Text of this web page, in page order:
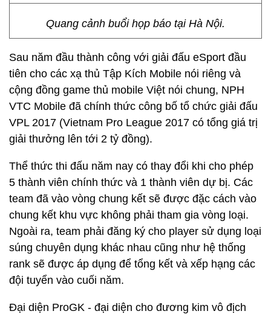
Quang cảnh buổi họp báo tại Hà Nội.
Sau năm đầu thành công với giải đấu eSport đầu
tiên cho các xạ thủ Tập Kích Mobile nói riêng và
cộng đồng game thủ mobile Việt nói chung, NPH
VTC Mobile đã chính thức công bố tổ chức giải đấu
VPL 2017 (Vietnam Pro League 2017 có tổng giá trị
giải thưởng lên tới 2 tỷ đồng).
Thể thức thi đấu năm nay có thay đổi khi cho phép
5 thành viên chính thức và 1 thành viên dự bị. Các
team đã vào vòng chung kết sẽ được đặc cách vào
chung kết khu vực không phải tham gia vòng loại.
Ngoài ra, team phải đăng ký cho player sử dụng loại
súng chuyên dụng khác nhau cũng như hệ thống
rank sẽ được áp dụng để tổng kết và xếp hạng các
đội tuyển vào cuối năm.
Đại diện ProGK - đại diện cho đương kim vô địch